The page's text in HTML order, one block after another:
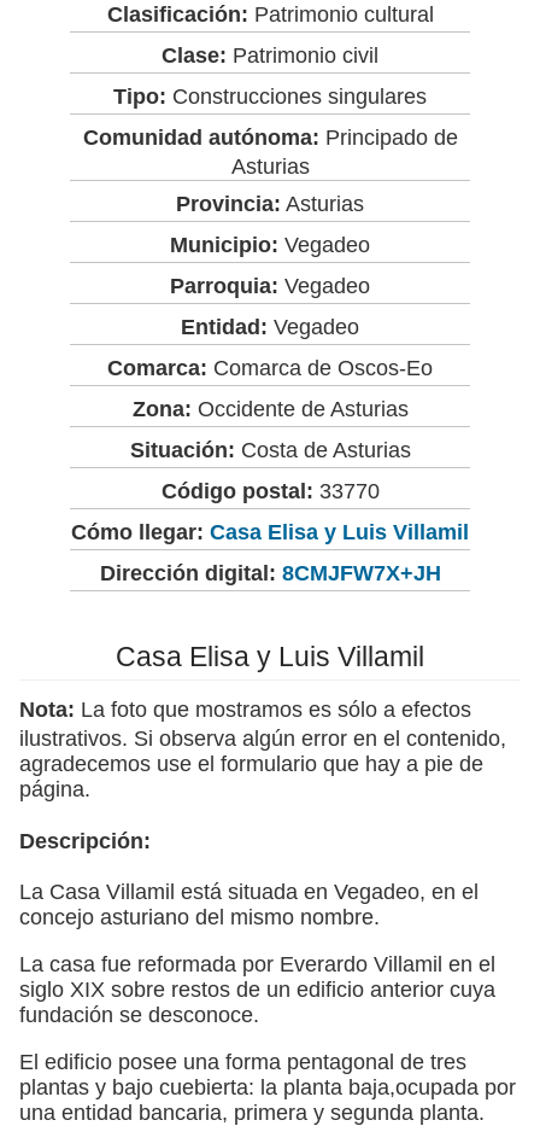
Clasificación: Patrimonio cultural
Clase: Patrimonio civil
Tipo: Construcciones singulares
Comunidad autónoma: Principado de
Asturias
Provincia: Asturias
Municipio: Vegadeo
Parroquia: Vegadeo
Entidad: Vegadeo
Comarca: Comarca de Oscos-Eo
Zona: Occidente de Asturias
Situación: Costa de Asturias
Código postal: 33770
Cómo llegar: Casa Elisa y Luis Villamil
Dirección digital: 8CMJFW7X+JH
Casa Elisa y Luis Villamil
Nota: La foto que mostramos es sólo a efectos
ilustrativos. Si observa algún error en el contenido,
agradecemos use el formulario que hay a pie de
página.
Descripción:
La Casa Villamil está situada en Vegadeo, en el
concejo asturiano del mismo nombre.
La casa fue reformada por Everardo Villamil en el
siglo XIX sobre restos de un edificio anterior cuya
fundación se desconoce.
El edificio posee una forma pentagonal de tres
plantas y bajo cuebierta: la planta baja,ocupada por
una entidad bancaria, primera y segunda planta.